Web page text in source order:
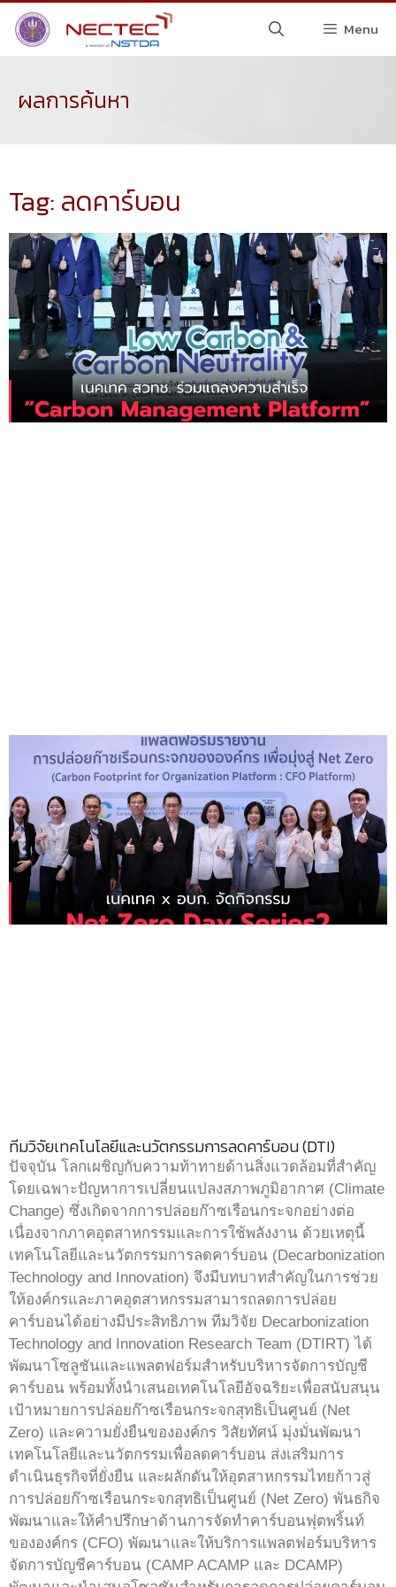
Menu
ผลการค้นหา
Tag: ลดคาร์บอน
ทีมวิจัยเทคโนโลยีและนวัตกรรมการลดคาร์บอน (DTI)
ปัจจุบัน โลกเผชิญกับความท้าทายด้านสิ่งแวดล้อมที่สำคัญ
โดยเฉพาะปัญหาการเปลี่ยนแปลงสภาพภูมิอากาศ (Climate
Change) ซึ่งเกิดจากการปล่อยก๊าซเรือนกระจกอย่างต่อ
เนื่องจากภาคอุตสาหกรรมและการใช้พลังงาน ด้วยเหตุนี้
เทคโนโลยีและนวัตกรรมการลดคาร์บอน (Decarbonization
Technology and Innovation) จึงมีบทบาทสำคัญในการช่วย
ให้องค์กรและภาคอุตสาหกรรมสามารถลดการปล่อย
คาร์บอนได้อย่างมีประสิทธิภาพ ทีมวิจัย Decarbonization
Technology and Innovation Research Team (DTIRT) ได้
พัฒนาโซลูชันและแพลตฟอร์มสำหรับบริหารจัดการบัญชี
คาร์บอน พร้อมทั้งนำเสนอเทคโนโลยีอัจฉริยะเพื่อสนับสนุน
เป้าหมายการปล่อยก๊าซเรือนกระจกสุทธิเป็นศูนย์ (Net
Zero) และความยั่งยืนขององค์กร วิสัยทัศน์ มุ่งมั่นพัฒนา
เทคโนโลยีและนวัตกรรมเพื่อลดคาร์บอน ส่งเสริมการ
ดำเนินธุรกิจที่ยั่งยืน และผลักดันให้อุตสาหกรรมไทยก้าวสู่
การปล่อยก๊าซเรือนกระจกสุทธิเป็นศูนย์ (Net Zero) พันธกิจ
พัฒนาและให้คำปรึกษาด้านการจัดทำคาร์บอนฟุตพริ้นท์
ขององค์กร (CFO) พัฒนาและให้บริการแพลตฟอร์มบริหาร
จัดการบัญชีคาร์บอน (CAMP ACAMP และ DCAMP)